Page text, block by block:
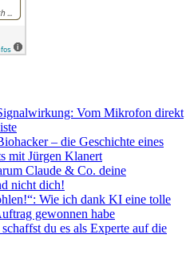
Vom Mikrofon direkt
– die Geschichte eines
mit Jürgen Klanert
Claude & Co. deine
nicht dich!
Wie ich dank KI eine tolle
gewonnen habe
du es als Experte auf die